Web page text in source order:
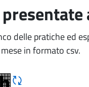
delle pratiche ed
mese in formato csv.
Rigene CAPTCHA